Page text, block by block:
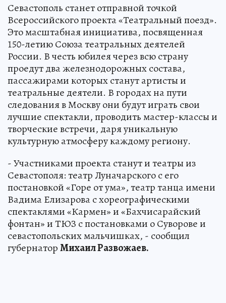
Севастополь станет отправной точкой
Всероссийского проекта «Театральный поезд».
Это масштабная инициатива, посвященная
150-летию Союза театральных деятелей
России. В честь юбилея через всю страну
проедут два железнодорожных состава,
пассажирами которых станут артисты и
театральные деятели. В городах на пути
следования в Москву они будут играть свои
лучшие спектакли, проводить мастер-классы и
творческие встречи, даря уникальную
культурную атмосферу каждому региону.
- Участниками проекта станут и театры из
Севастополя: театр Луначарского с его
постановкой «Горе от ума», театр танца имени
Вадима Елизарова с хореографическими
спектаклями «Кармен» и «Бахчисарайский
фонтан» и ТЮЗ с постановками о Суворове и
севастопольских мальчишках, - сообщил
губернаторМихаил Развожаев.